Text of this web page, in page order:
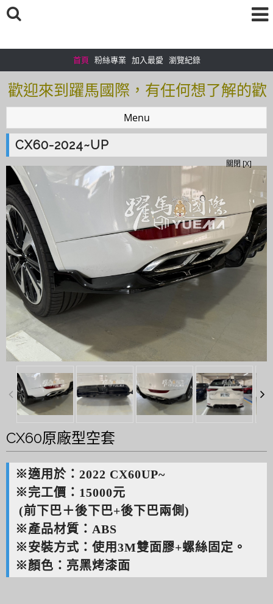
首頁 粉絲專業 加入最愛 瀏覽紀錄
歡迎來到躍馬國際，有任何想了解的歡
迎加入＠官方帳號：＠tof5459i 聯繫電
話0925166083
歡迎來到躍馬國際，有任何想了解的歡
迎加入＠官方帳號：＠tof5459i 聯繫電
話0925166083
Menu
CX60-2024~UP
CX60原廠型空套
※適用於：2022 CX60UP~
※完工價：15000元
(前下巴＋後下巴+後下巴兩側)
※產品材質：ABS
※安裝方式：使用3M雙面膠+螺絲固定。
※顏色：亮黑烤漆面
關閉 [X]